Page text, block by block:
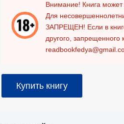
Внимание! Книга может
Для
ЗАПРЕЩЕН! Если в
другого, запрещенного
Купить книгу